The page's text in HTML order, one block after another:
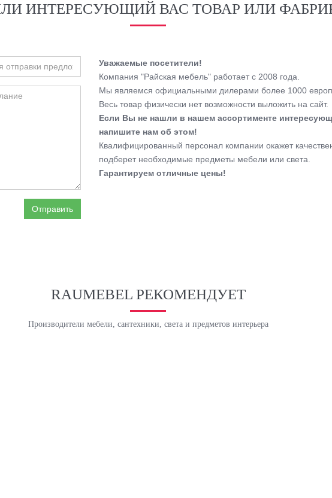
ИНТЕРЕСУЮЩИЙ ВАС ТОВАР ИЛИ
Отправить
Уважаемые посетители!
Компания "Райская мебель" работает с 2008 года.
Мы являемся официальными дилерами более 1000
Весь товар физически нет возможности выложить на сайт.
Если Вы не нашли в нашем ассортименте
напишите нам об этом!
Квалифицированный персонал компании окажет
подберет необходимые предметы мебели или света.
Гарантируем отличные цены!
RAUMEBEL РЕКОМЕНДУЕТ
Производители мебели, сантехники, света и предметов интерьера